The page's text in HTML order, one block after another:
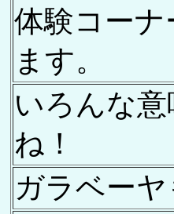
体験コー
ます。
いろんな
ね！
ガラベー